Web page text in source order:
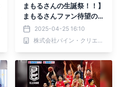
まもるさんの生誕祭！！】
まもるさんファン待望の
『推し活グッズ』が限定ギ
フトセットで続々新登場♪
2025-04-25 16:10
株式会社パイン・クリエイト